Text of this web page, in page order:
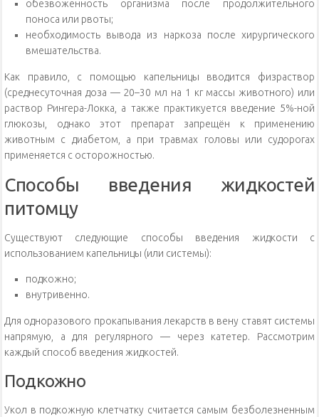
обезвоженность организма после продолжительного
поноса или рвоты;
необходимость вывода из наркоза после хирургического
вмешательства.
Как правило, с помощью капельницы вводится физраствор
(среднесуточная доза — 20–30 мл на 1 кг массы животного) или
раствор Рингера-Локка, а также практикуется введение 5%-ной
глюкозы, однако этот препарат запрещён к применению
животным с диабетом, а при травмах головы или судорогах
применяется с осторожностью.
Способы введения жидкостей
питомцу
Существуют следующие способы введения жидкости с
использованием капельницы (или системы):
подкожно;
внутривенно.
Для одноразового прокапывания лекарств в вену ставят системы
напрямую, а для регулярного — через катетер. Рассмотрим
каждый способ введения жидкостей.
Подкожно
Укол в подкожную клетчатку считается самым безболезненным